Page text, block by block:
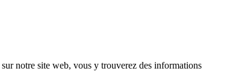
sur notre site web, vous y trouverez des informations